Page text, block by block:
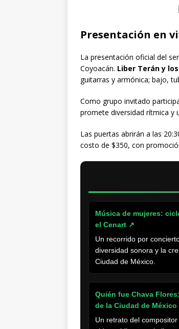
Presentación en
La presentación oficial del
Coyoacán. Liber Terán y
guitarras y armónica; bajo,
Como grupo invitado
promete diversidad rítmica y
Las puertas abrirán a las
costo de $350, con
Música de mujeres:
el Cenart ↗
Un recorrido por
diversidad sonora y la
Ciudad de México.
Quién fue Chava
de la Ciudad de México
Un retrato del